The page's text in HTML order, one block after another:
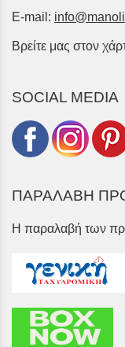
E-mail:
Βρείτε μας στον
SOCIAL MEDIA
ΠΑΡΑΛΑΒΗ
Η παραλαβή των